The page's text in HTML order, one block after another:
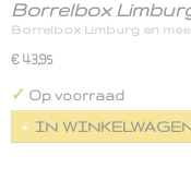
Borrelbox
Borrelbox Limburg en
€ 43,95
✓ Op voorraad
IN